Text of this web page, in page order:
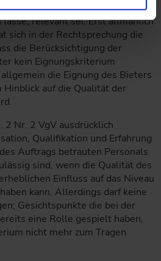
darüber, welcher Bieter die
relevant sei. Erst allmählich
sich in der Rechtsprechung die
die Berücksichtigung der
kein Eignungskriterium
die Eignung des Bieters
auf die Qualität der
Nr. 2 VgV ausdrücklich
Qualifikation und Erfahrung
Auftrags betrauten Personals
sind, wenn die Qualität des
Einfluss auf das Niveau
kann. Allerdings darf keine
Gesichtspunkte die bei der
eine Rolle gespielt haben,
nicht mehr zum Tragen